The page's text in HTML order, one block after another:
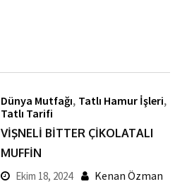
Dünya Mutfağı, Tatlı Hamur İşleri,
Tatlı Tarifi
VİŞNELİ BİTTER ÇİKOLATALI
MUFFİN
Ekim 18, 2024 Kenan Özman